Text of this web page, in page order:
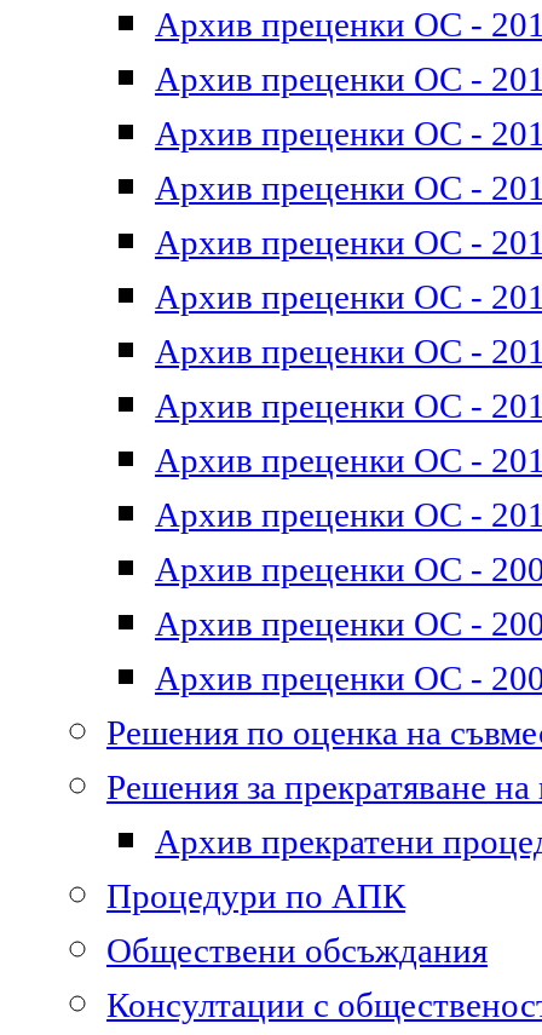
Архив преценки ОС -
Архив преценки ОС -
Архив преценки ОС -
Архив преценки ОС -
Архив преценки ОС -
Архив преценки ОС -
Архив преценки ОС -
Архив преценки ОС -
Архив преценки ОС -
Архив преценки ОС -
Архив преценки ОС -
Архив преценки ОС -
Архив преценки ОС -
Решения по оценка на
Решения за прекратяване
Архив прекратени
Процедури по АПК
Обществени обсъждания
Консултации с